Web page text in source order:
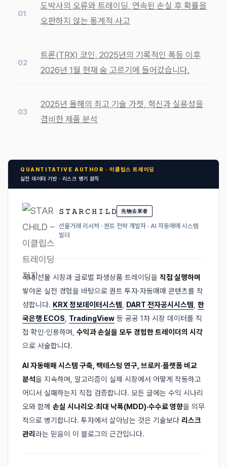
도박사의 오류와 트레이딩, 연속된 손실 후 확률을
오판하지 않는 통계적 사고
트론(TRX) 코인, 2025년의 기록적인 폭등 이후
2026년 1월 현재 숨 고르기에 들어갔습니다.
2025년 올해의 최고 기술 가젯, 혁신과 실용성을
겸비한 제품 분석
QUANTITATIVE AUTHOR · 이클립스 트레이딩
실전 데이터 기반 · 리스크 병기 원칙
𝚂 𝚃 𝙰 𝚁 𝙲 𝙷 𝙸 𝙻 𝙳 先物去來者
선물거래 리서처 · 퀀트 전략 개발자 · AI 자동매매 시스템
빌더
국내 선물 시장과 글로벌 파생상품 트레이딩을 직접 실행하며
쌓아온 실전 경험을 바탕으로 퀀트 투자·자동매매 콘텐츠를 작
성합니다. KRX 정보데이터시스템, DART 전자공시시스템, 한
국은행 ECOS, TradingView 등 공공 1차 시장 데이터를 직
접 확인·인용하며, 수익과 손실을 모두 경험한 트레이더의 시각
으로 서술합니다.
AI 자동매매 시스템 구축, 백테스팅 연구, 브로커·플랫폼 비교
분석을 지속하며, 알고리즘이 실제 시장에서 어떻게 작동하고
어디서 실패하는지 직접 검증합니다. 모든 글에는 수익 시나리
오와 함께 손실 시나리오·최대 낙폭(MDD)·수수료 영향을 의무
적으로 병기합니다. 투자에서 살아남는 것은 기술보다 리스크
관리 라는 믿음이 이 블로그의 근간입니다.